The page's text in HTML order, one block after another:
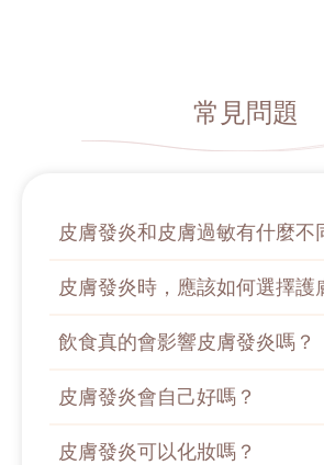
常見問題
皮膚發炎和皮膚過敏有什麼不
皮膚發炎時，應該如何選擇護
飲食真的會影響皮膚發炎嗎？
皮膚發炎會自己好嗎？
皮膚發炎可以化妝嗎？